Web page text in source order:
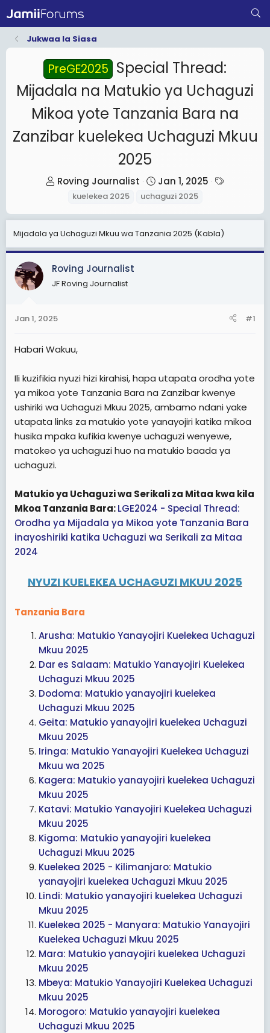
Jukwaa la Siasa
PreGE2025 Special Thread:
Mijadala na Matukio ya Uchaguzi
Mikoa yote Tanzania Bara na
Zanzibar kuelekea Uchaguzi Mkuu
2025
T
e
a
d
s
t
t
r
Roving Journalist
S
t
r
t
d
Jan 1, 2025
T
s
kuelekea 2025 uchaguzi 2025
Mijadala ya Uchaguzi Mkuu wa Tanzania 2025 (Kabla)
Roving Journalist
JF Roving Journalist
Jan 1, 2025 #1
Habari Wakuu,
Ili kuzifikia nyuzi hizi kirahisi, hapa utapata orodha yote
ya mikoa yote Tanzania Bara na Zanzibar kwenye
ushiriki wa Uchaguzi Mkuu 2025, ambamo ndani yake
utapata links za matukio yote yanayojiri katika mikoa
husika mpaka kufikia kwenye uchaguzi wenyewe,
matokeo ya uchaguzi huo na matukio baada ya
uchaguzi.
Matukio ya Uchaguzi wa Serikali za Mitaa kwa kila
Mkoa Tanzania Bara:LGE2024 - Special Thread:
Orodha ya Mijadala ya Mikoa yote Tanzania Bara
inayoshiriki katika Uchaguzi wa Serikali za Mitaa
2024
NYUZI KUELEKEA UCHAGUZI MKUU 2025
Tanzania Bara
Arusha: Matukio Yanayojiri Kuelekea Uchaguzi
Mkuu 2025
Dar es Salaam: Matukio Yanayojiri Kuelekea
Uchaguzi Mkuu 2025
Dodoma: Matukio yanayojiri kuelekea
Uchaguzi Mkuu 2025
Geita: Matukio yanayojiri kuelekea Uchaguzi
Mkuu 2025
Iringa: Matukio Yanayojiri Kuelekea Uchaguzi
Mkuu wa 2025
Kagera: Matukio yanayojiri kuelekea Uchaguzi
Mkuu 2025
Katavi: Matukio Yanayojiri Kuelekea Uchaguzi
Mkuu 2025
Kigoma: Matukio yanayojiri kuelekea
Uchaguzi Mkuu 2025
Kuelekea 2025 - Kilimanjaro: Matukio
yanayojiri kuelekea Uchaguzi Mkuu 2025
Lindi: Matukio yanayojiri kuelekea Uchaguzi
Mkuu 2025
Kuelekea 2025 - Manyara: Matukio Yanayojiri
Kuelekea Uchaguzi Mkuu 2025
Mara: Matukio yanayojiri kuelekea Uchaguzi
Mkuu 2025
Mbeya: Matukio Yanayojiri Kuelekea Uchaguzi
Mkuu 2025
Morogoro: Matukio yanayojiri kuelekea
Uchaguzi Mkuu 2025